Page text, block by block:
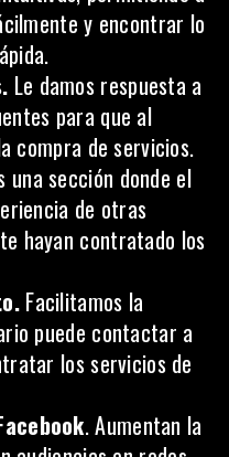
y encontrar lo
Le damos respuesta a
para que al
compra de servicios.
una sección donde el
de otras
hayan contratado los
Facilitamos la
puede contactar a
los servicios de
. Aumentan la